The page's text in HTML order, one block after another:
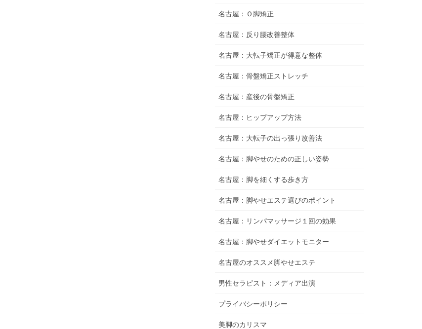
名古屋：Ｏ脚矯正
名古屋：反り腰改善整体
名古屋：大転子矯正が得意な整体
名古屋：骨盤矯正ストレッチ
名古屋：産後の骨盤矯正
名古屋：ヒップアップ方法
名古屋：大転子の出っ張り改善法
名古屋：脚やせのための正しい姿勢
名古屋：脚を細くする歩き方
名古屋：脚やせエステ選びのポイント
名古屋：リンパマッサージ１回の効果
名古屋：脚やせダイエットモニター
名古屋のオススメ脚やせエステ
男性セラピスト：メディア出演
プライバシーポリシー
美脚のカリスマ